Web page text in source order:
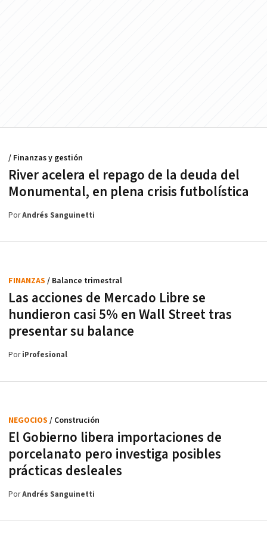
River acelera el repago de la deuda del
Monumental, en plena crisis futbolística
/ Finanzas y gestión
PorAndrés Sanguinetti
Las acciones de Mercado Libre se
hundieron casi 5% en Wall Street tras
presentar su balance
FINANZAS / Balance trimestral
PoriProfesional
El Gobierno libera importaciones de
porcelanato pero investiga posibles
prácticas desleales
NEGOCIOS / Construción
PorAndrés Sanguinetti